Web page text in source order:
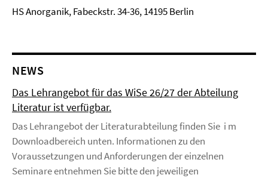
HS Anorganik, Fabeckstr. 34-36, 14195 Berlin
NEWS
Das Lehrangebot für das WiSe 26/27 der Abteilung
Literatur ist verfügbar.
Das Lehrangebot der Literaturabteilung finden Sie i m
Downloadbereich unten. Informationen zu den
Voraussetzungen und Anforderungen der einzelnen
Seminare entnehmen Sie bitte den jeweiligen